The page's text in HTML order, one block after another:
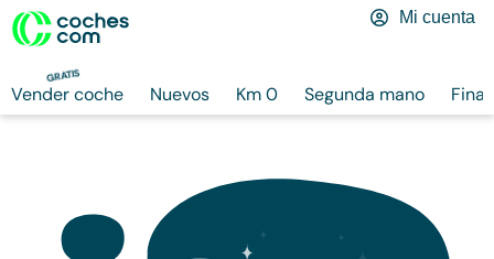
GRATIS
Vender coche Nuevos Km 0 Segunda mano
Mi cuenta